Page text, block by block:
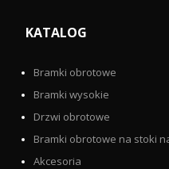
KATALOG
Bramki obrotowe
Bramki wysokie
Drzwi obrotowe
Bramki obrotowe na stoki
Akcesoria